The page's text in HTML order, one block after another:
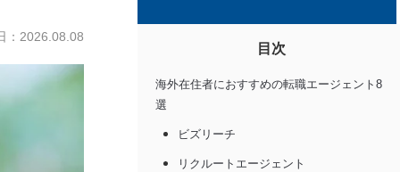
： 2026.08.08
目次
海外在住者におすすめの転職エージェント8
選
ビズリーチ
リクルートエージェント